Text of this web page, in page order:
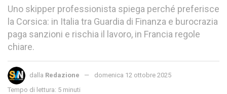
Uno skipper professionista spiega perché preferisce
la Corsica: in Italia tra Guardia di Finanza e burocrazia
paga sanzioni e rischia il lavoro, in Francia regole
chiare.
dalla Redazione
domenica 12 ottobre 2025
Tempo di lettura: 5 minuti